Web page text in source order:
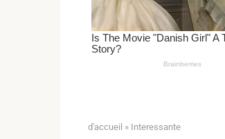
d'accueil » Interessante